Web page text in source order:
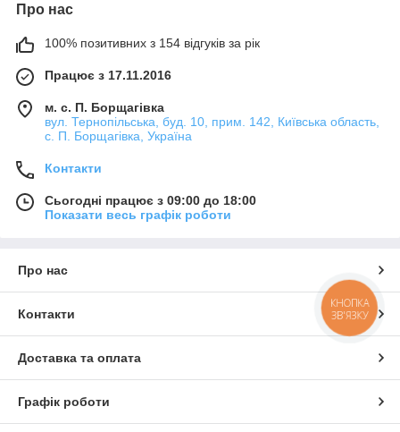
Про нас
100% позитивних з 154 відгуків за рік
Працює з 17.11.2016
м. с. П. Борщагівка
вул. Тернопільська, буд. 10, прим. 142, Київська область,
с. П. Борщагівка, Україна
Контакти
Сьогодні працює з 09:00 до 18:00
Показати весь графік роботи
Про нас
Контакти
Доставка та оплата
Графік роботи
КНОПКА
ЗВ'ЯЗКУ